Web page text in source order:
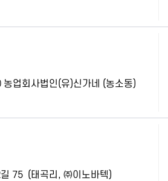
업회사법인(유)신가네 (농소동)
75 (태곡리, ㈜이노바텍)